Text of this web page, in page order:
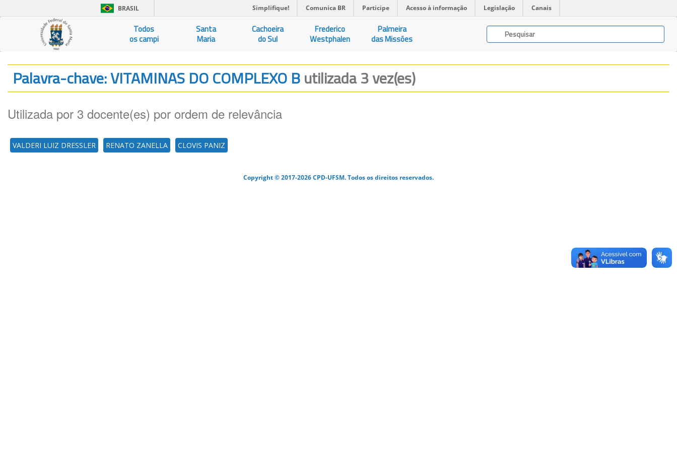
BRASIL Simplifique! Comunica BR Participe Acesso à informação Legislação Canais
Todos
os campi
Santa
Maria
Cachoeira
do Sul
Frederico
Westphalen
Palmeira
das Missões
Palavra-chave: VITAMINAS DO COMPLEXO Butilizada 3 vez(es)
Utilizada por 3 docente(es) por ordem de relevância
VALDERI LUIZ DRESSLER RENATO ZANELLA CLOVIS PANIZ
Copyright © 2017-2026 CPD-UFSM. Todos os direitos reservados.